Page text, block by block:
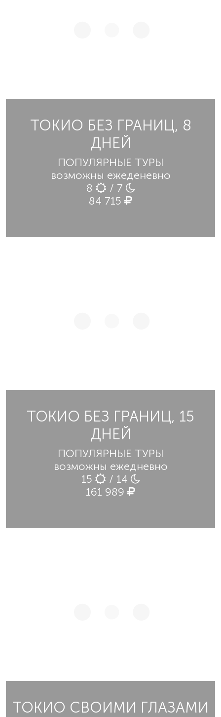
ТОКИО БЕЗ ГРАНИЦ, 8
ДНЕЙ
ПОПУЛЯРНЫЕ ТУРЫ
возможны ежеденевно
8
/ 7
84 715
ТОКИО БЕЗ ГРАНИЦ, 15
ДНЕЙ
ПОПУЛЯРНЫЕ ТУРЫ
возможны ежедневно
15
/ 14
161 989
ТОКИО СВОИМИ ГЛАЗАМИ